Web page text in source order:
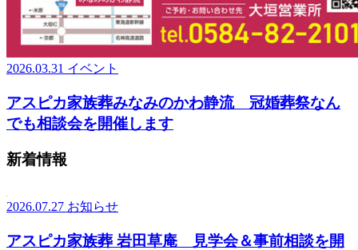
2026.03.31 イベント
アスピカ家族葬みなみのかわ静流 冠婚葬祭なん
でも相談会を開催します
新着情報
2026.07.27 お知らせ
アスピカ家族葬 岩田草庵 見学会＆事前相談を開